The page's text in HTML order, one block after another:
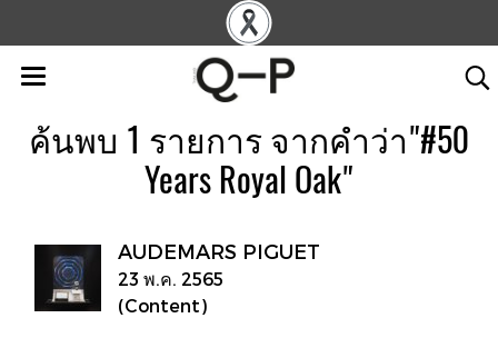
ค้นพบ 1 รายการ จากคำว่า"#50
Years Royal Oak"
AUDEMARS PIGUET
23 พ.ค. 2565
(Content)